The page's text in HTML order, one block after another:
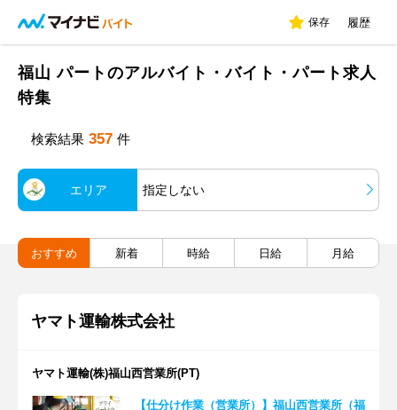
保存 履歴
福山 パートのアルバイト・バイト・パート求人
特集
検索結果 357 件
エリア 指定しない
おすすめ 新着 時給 日給 月給
ヤマト運輸株式会社
ヤマト運輸(株)福山西営業所(PT)
【仕分け作業（営業所）】福山西営業所（福